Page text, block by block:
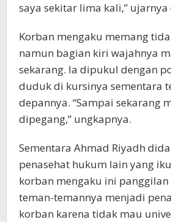
saya sekitar lima kali,” ujarnya
Korban mengaku memang
namun bagian kiri wajahnya
sekarang. Ia dipukul dengan
duduk di kursinya sementara
depannya. “Sampai sekarang
dipegang,” ungkapnya.
Sementara Ahmad Riyadh
penasehat hukum lain yang
korban mengaku ini panggilan
teman-temannya menjadi
korban karena tidak mau